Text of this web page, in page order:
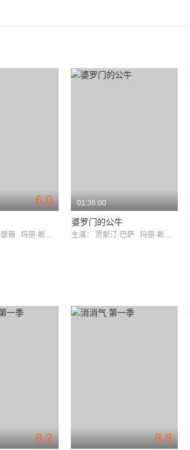
6.0
瑟薇 玛丽·斯汀伯根
01:36:00
婆罗门的公牛
主演： 贾斯汀·巴萨 玛丽·斯汀伯根
8.2 8.8